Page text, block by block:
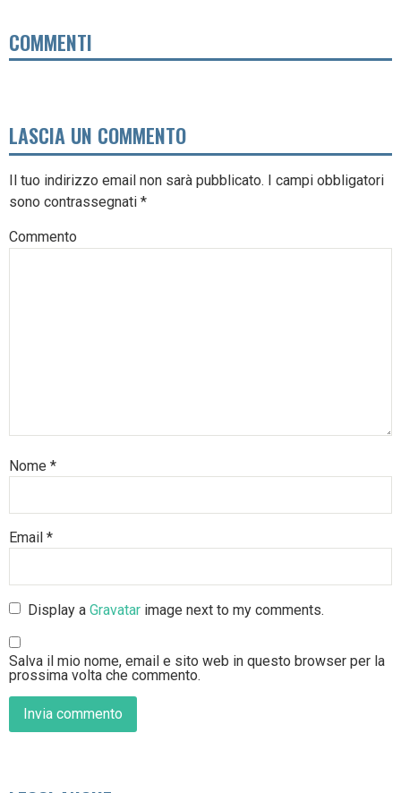
COMMENTI
LASCIA UN COMMENTO
Il tuo indirizzo email non sarà pubblicato. I campi obbligatori
sono contrassegnati *
Commento
Nome *
Email *
Display aGravatar image next to my comments.
Salva il mio nome, email e sito web in questo browser per la
prossima volta che commento.